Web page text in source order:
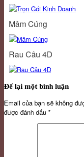
Mâm Cúng
Rau Câu 4D
Để lại một bình luận
Email của bạn sẽ không
được đánh dấu *